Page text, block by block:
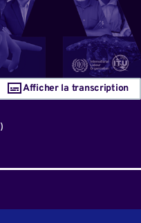
)
Afficher la transcription